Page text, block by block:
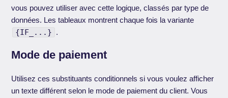
vous pouvez utiliser avec cette logique, classés par type de
données. Les tableaux montrent chaque fois la variante
{IF_...} .
Mode de paiement
Utilisez ces substituants conditionnels si vous voulez afficher
un texte différent selon le mode de paiement du client. Vous